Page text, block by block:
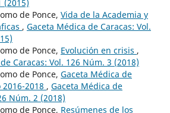
(2015)
de Ponce, Vida de la Academia y
, Gaceta Médica de Caracas: Vol.
de Ponce, Evolución en crisis ,
Caracas: Vol. 126 Núm. 3 (2018)
de Ponce, Gaceta Médica de
2018 , Gaceta Médica de
Núm. 2 (2018)
de Ponce, Resúmenes de los